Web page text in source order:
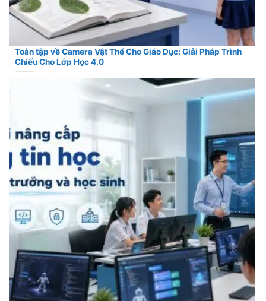
Toàn tập về Camera Vật Thể Cho Giáo Dục: Giải Pháp Trình
Chiếu Cho Lớp Học 4.0